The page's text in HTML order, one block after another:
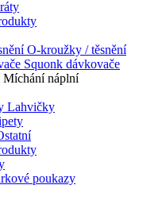
O-kroužky / těsnění
Squonk dávkovače
Míchání náplní
Lahvičky
poukazy